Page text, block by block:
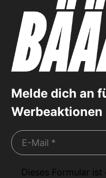
Melde dich an
Werbeaktionen
Dieses Formular ist